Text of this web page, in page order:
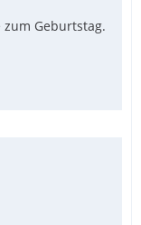
Geburtstag.